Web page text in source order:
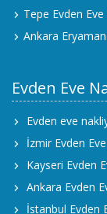
Tepe Evden
Ankara
Evden Eve
Evden eve
İzmir Evden
Kayseri Evden
Ankara Evden
İstanbul Evden